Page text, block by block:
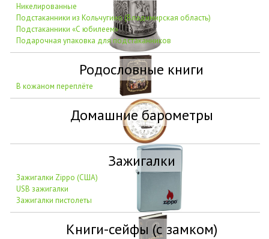
Никелированные
Подстаканники из Кольчугино (Владимирская область)
Подстаканники «С юбилеем»
Подарочная упаковка для подстаканников
Родословные книги
В кожаном переплёте
Домашние барометры
Зажигалки
Зажигалки Zippo (США)
USB зажигалки
Зажигалки пистолеты
Книги-сейфы (с замком)